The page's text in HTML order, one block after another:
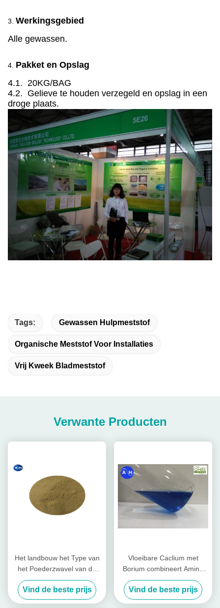
3. Werkingsgebied
Alle gewassen.
4. Pakket en Opslag
4.1. 20KG/BAG
4.2. Gelieve te houden verzegeld en opslag in een
droge plaats.
Tags: Gewassen Hulpmeststof
Organische Meststof Voor Installaties
Vrij Kweek Bladmeststof
Verwante Producten
Het landbouw het Type van
het Poederzwavel van de
Aminozuurmeststof Planten
van Tabacco
Vind de beste prijs
Vloeibare Caclium met
Borium combineert Amino
plus Bladmeststof op
Gebaseerd Aminozuur
Vind de beste prijs